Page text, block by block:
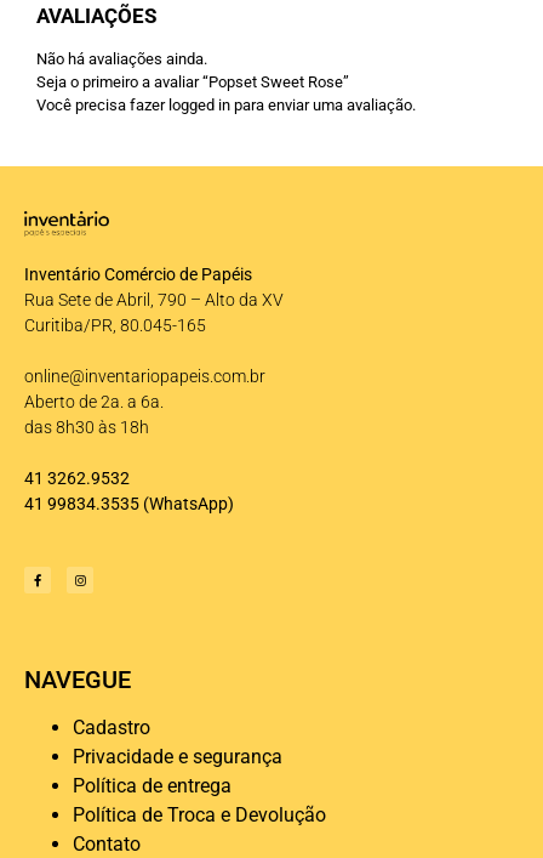
AVALIAÇÕES
Não há avaliações ainda.
Seja o primeiro a avaliar “Popset Sweet Rose”
Você precisa fazer logged in para enviar uma avaliação.
Inventário Comércio de Papéis
Rua Sete de Abril, 790 – Alto da XV
Curitiba/PR, 80.045-165
online@inventariopapeis.com.br
Aberto de 2a. a 6a.
das 8h30 às 18h
41 3262.9532
41 99834.3535 (WhatsApp)
NAVEGUE
Cadastro
Privacidade e segurança
Política de entrega
Política de Troca e Devolução
Contato